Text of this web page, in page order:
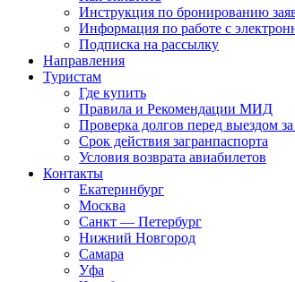
Инструкция по бронированию
Информация по работе с
Подписка на рассылку
Направления
Туристам
Где купить
Правила и Рекомендации МИД
Проверка долгов перед выездом
Срок действия загранпаспорта
Условия возврата авиабилетов
Контакты
Екатеринбург
Москва
Санкт — Петербург
Нижний Новгород
Самара
Уфа